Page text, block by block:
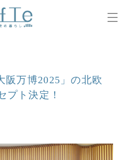
阪万博2025」の北欧
プト決定！